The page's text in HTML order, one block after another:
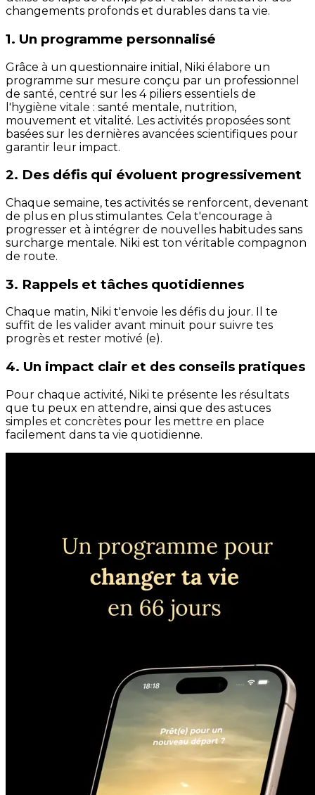
changements profonds et durables dans ta vie.
1. Un programme personnalisé
Grâce à un questionnaire initial, Niki élabore un
programme sur mesure conçu par un professionnel
de santé, centré sur les 4 piliers essentiels de
l'hygiène vitale : santé mentale, nutrition,
mouvement et vitalité. Les activités proposées sont
basées sur les dernières avancées scientifiques pour
garantir leur impact.
2. Des défis qui évoluent progressivement
Chaque semaine, tes activités se renforcent, devenant
de plus en plus stimulantes. Cela t'encourage à
progresser et à intégrer de nouvelles habitudes sans
surcharge mentale. Niki est ton véritable compagnon
de route.
3. Rappels et tâches quotidiennes
Chaque matin, Niki t'envoie les défis du jour. Il te
suffit de les valider avant minuit pour suivre tes
progrès et rester motivé (e).
4. Un impact clair et des conseils pratiques
Pour chaque activité, Niki te présente les résultats
que tu peux en attendre, ainsi que des astuces
simples et concrètes pour les mettre en place
facilement dans ta vie quotidienne.